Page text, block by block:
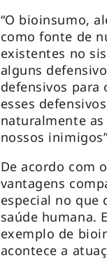
“O bioinsumo,
como fonte de
existentes no
alguns
defensivos para
esses
naturalmente
nossos
De acordo com
vantagens
especial no que
saúde humana.
exemplo de
acontece a